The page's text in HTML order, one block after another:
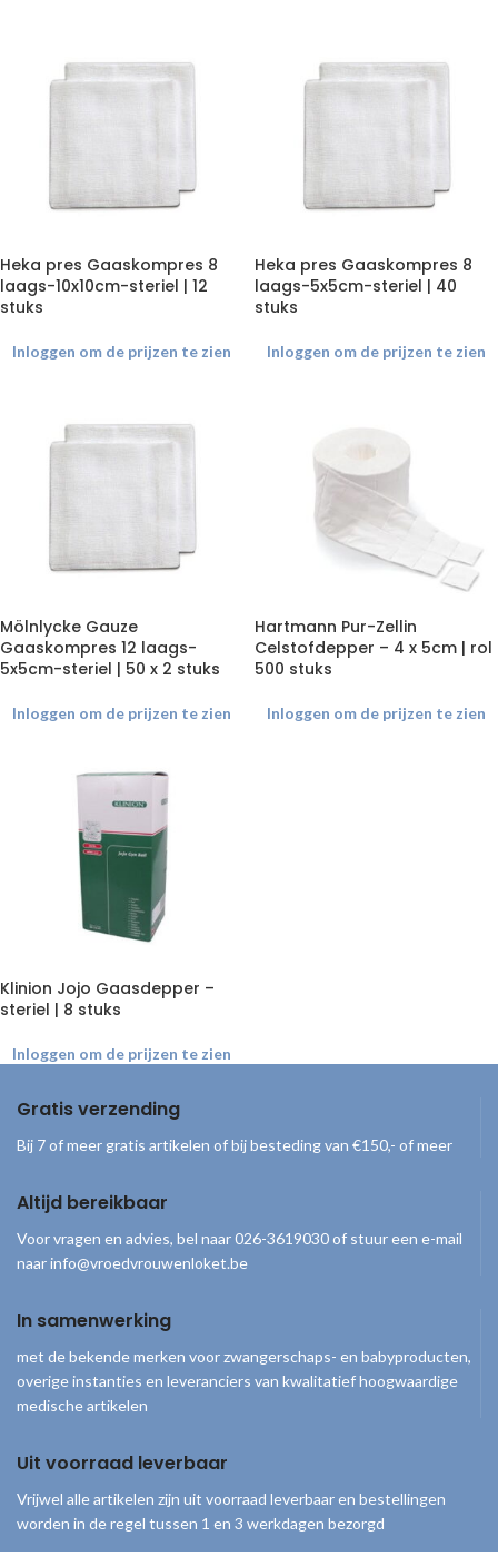
Heka pres Gaaskompres 8
laags-10x10cm-steriel | 12
stuks
Inloggen om de prijzen te zien
Heka pres Gaaskompres 8
laags-5x5cm-steriel | 40
stuks
Inloggen om de prijzen te zien
Mölnlycke Gauze
Gaaskompres 12 laags-
5x5cm-steriel | 50 x 2 stuks
Inloggen om de prijzen te zien
Hartmann Pur-Zellin
Celstofdepper – 4 x 5cm | rol
500 stuks
Inloggen om de prijzen te zien
Klinion Jojo Gaasdepper –
steriel | 8 stuks
Inloggen om de prijzen te zien
Gratis verzending
Bij 7 of meer gratis artikelen of bij besteding van €150,- of meer
Altijd bereikbaar
Voor vragen en advies, bel naar 026-3619030 of stuur een e-mail
naar info@vroedvrouwenloket.be
In samenwerking
met de bekende merken voor zwangerschaps- en babyproducten,
overige instanties en leveranciers van kwalitatief hoogwaardige
medische artikelen
Uit voorraad leverbaar
Vrijwel alle artikelen zijn uit voorraad leverbaar en bestellingen
worden in de regel tussen 1 en 3 werkdagen bezorgd